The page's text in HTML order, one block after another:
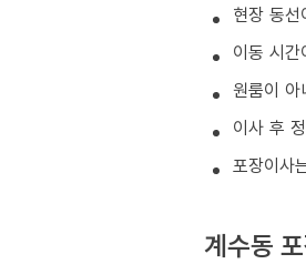
현장 동
이동 시
원룸이
이사 후
포장이사
계수동